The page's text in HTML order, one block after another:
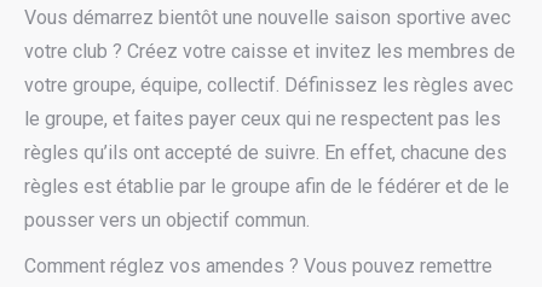
Vous démarrez bientôt une nouvelle saison sportive avec
votre club ? Créez votre caisse et invitez les membres de
votre groupe, équipe, collectif. Définissez les règles avec
le groupe, et faites payer ceux qui ne respectent pas les
règles qu’ils ont accepté de suivre. En effet, chacune des
règles est établie par le groupe afin de le fédérer et de le
pousser vers un objectif commun.
Comment réglez vos amendes ? Vous pouvez remettre